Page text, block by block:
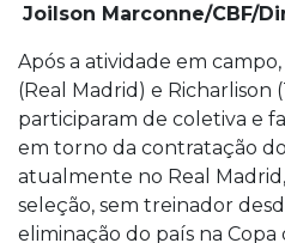
Joilson Marconne/CBF/
Após a atividade em
(Real Madrid) e Richarlison
participaram de coletiva e
em torno da contratação
atualmente no Real
seleção, sem treinador
eliminação do país na